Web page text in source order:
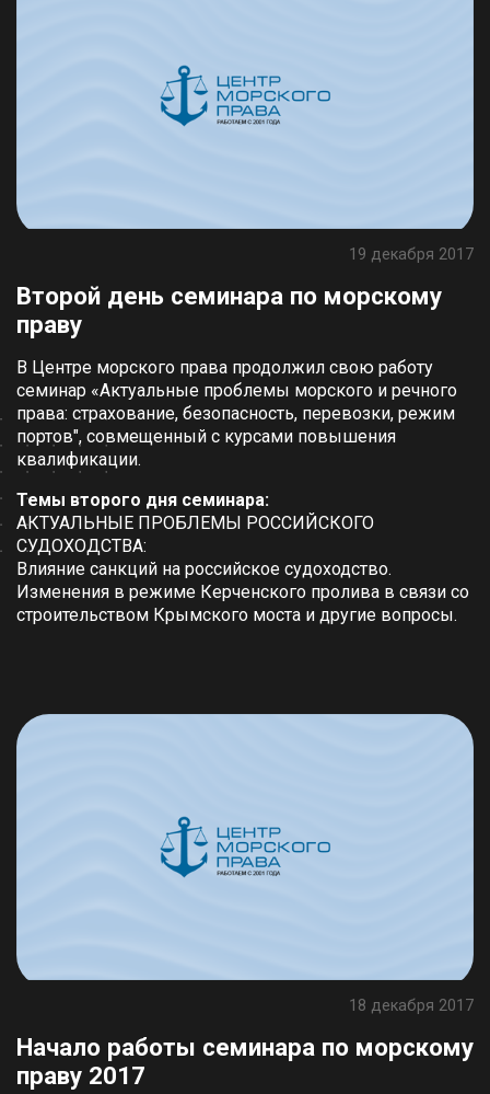
19 декабря 2017
Второй день семинара по морскому
праву
В Центре морского права продолжил свою работу
семинар «Актуальные проблемы морского и речного
права: страхование, безопасность, перевозки, режим
портов", совмещенный с курсами повышения
квалификации.
Темы второго дня семинара:
АКТУАЛЬНЫЕ ПРОБЛЕМЫ РОССИЙСКОГО
СУДОХОДСТВА:
Влияние санкций на российское судоходство.
Изменения в режиме Керченского пролива в связи со
строительством Крымского моста и другие вопросы.
18 декабря 2017
Начало работы семинара по морскому
праву 2017